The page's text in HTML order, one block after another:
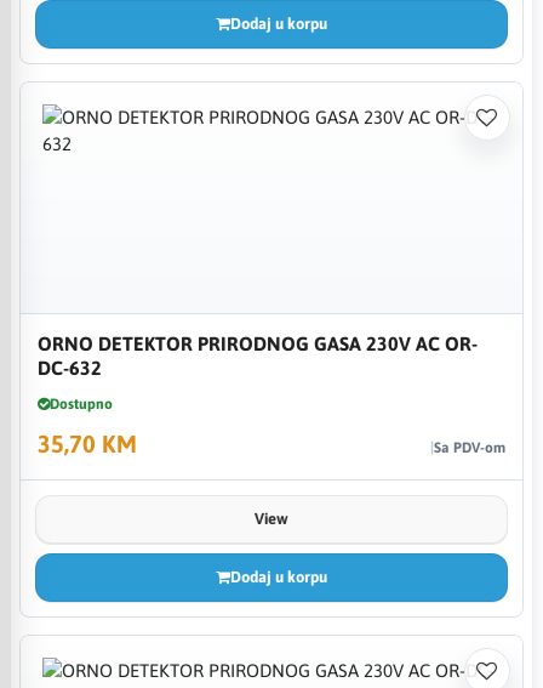
Dodaj u korpu
ORNO DETEKTOR PRIRODNOG GASA 230V AC OR-
DC-632
Dostupno
35,70 KM Sa PDV-om
View
Dodaj u korpu